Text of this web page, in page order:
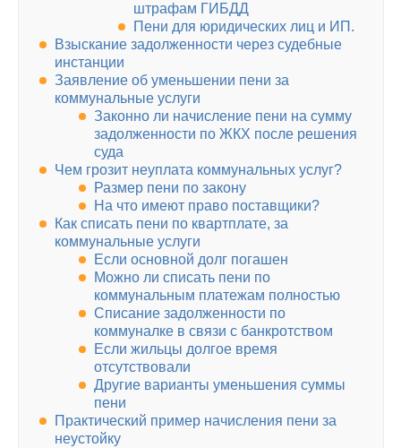
штрафам ГИБДД
Пени для юридических лиц и ИП.
Взыскание задолженности через судебные
инстанции
Заявление об уменьшении пени за
коммунальные услуги
Законно ли начисление пени на сумму
задолженности по ЖКХ после решения
суда
Чем грозит неуплата коммунальных услуг?
Размер пени по закону
На что имеют право поставщики?
Как списать пени по квартплате, за
коммунальные услуги
Если основной долг погашен
Можно ли списать пени по
коммунальным платежам полностью
Списание задолженности по
коммуналке в связи с банкротством
Если жильцы долгое время
отсутствовали
Другие варианты уменьшения суммы
пени
Практический пример начисления пени за
неустойку